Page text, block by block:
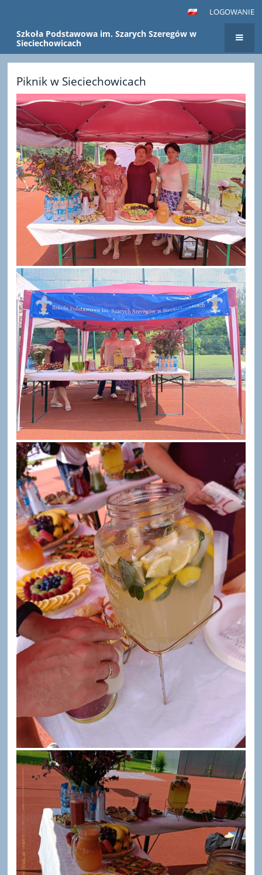
LOGOWANIE
Szkoła Podstawowa im. Szarych Szeregów w
Sieciechowicach
główna
Piknik w Sieciechowicach